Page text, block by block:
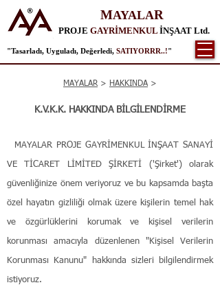
MAYALAR
PROJE GAYRİMENKULİNŞAAT Ltd.
"Tasarladı, Uyguladı, Değerledi, SATIYORRR..!"
MAYALAR> HAKKINDA >
K.V.K.K. HAKKINDA BİLGİLENDİRME
MAYALAR PROJE GAYRİMENKUL İNŞAAT SANAYİ
VE TİCARET LİMİTED ŞİRKETİ ('Şirket') olarak
güvenliğinize önem veriyoruz ve bu kapsamda başta
özel hayatın gizliliği olmak üzere kişilerin temel hak
ve özgürlüklerini korumak ve kişisel verilerin
korunması amacıyla düzenlenen "Kişisel Verilerin
Korunması Kanunu" hakkında sizleri bilgilendirmek
istiyoruz.